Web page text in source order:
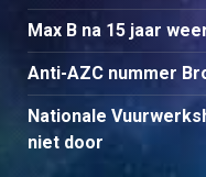
Max B na 15 jaar
Anti-AZC nummer
Nationale
niet door